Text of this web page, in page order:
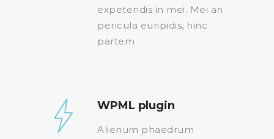
expetendis in mei. Mei an
pericula euripidis, hinc
partem
WPML plugin
Alienum phaedrum